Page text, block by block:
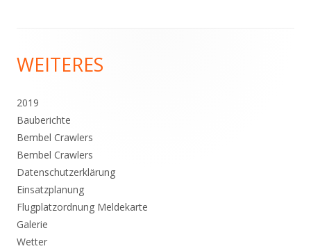
Inhalt
WEITERES
2019
Bauberichte
Bembel Crawlers
Bembel Crawlers
Datenschutzerklärung
Einsatzplanung
Flugplatzordnung Meldekarte
Galerie
Wetter